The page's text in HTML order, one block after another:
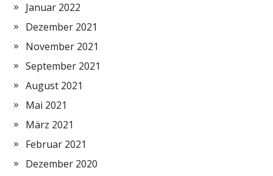
Januar 2022
Dezember 2021
November 2021
September 2021
August 2021
Mai 2021
März 2021
Februar 2021
Dezember 2020